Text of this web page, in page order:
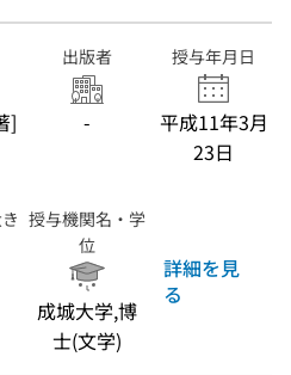
]
出版者
-
授与年月日
平成11年3月
23日
授与機関名・学
位
成城大学,博
士(文学)
詳細を見
る